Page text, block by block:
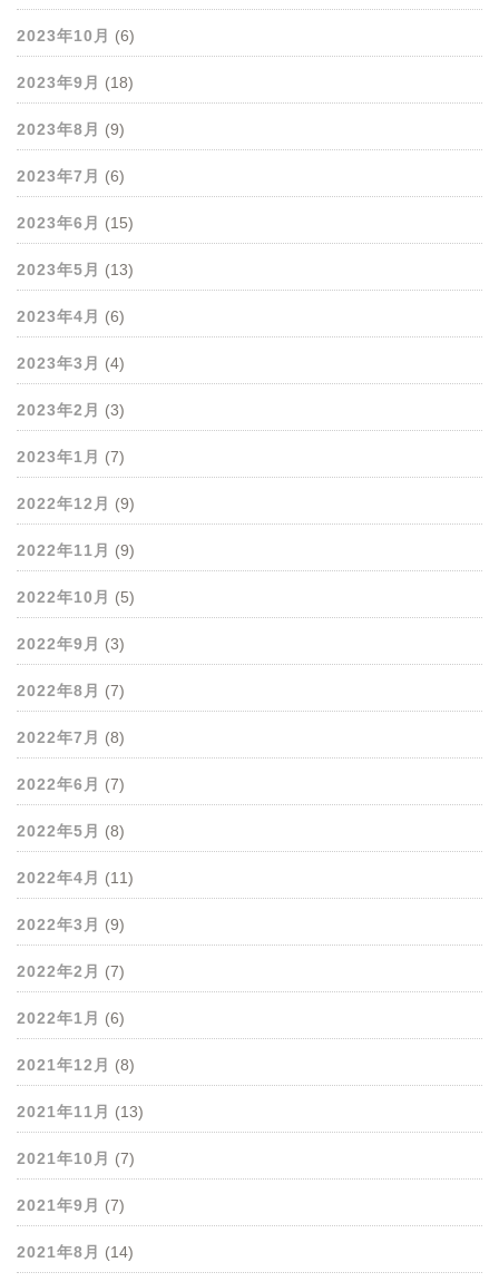
2023年10月 (6)
2023年9月 (18)
2023年8月 (9)
2023年7月 (6)
2023年6月 (15)
2023年5月 (13)
2023年4月 (6)
2023年3月 (4)
2023年2月 (3)
2023年1月 (7)
2022年12月 (9)
2022年11月 (9)
2022年10月 (5)
2022年9月 (3)
2022年8月 (7)
2022年7月 (8)
2022年6月 (7)
2022年5月 (8)
2022年4月 (11)
2022年3月 (9)
2022年2月 (7)
2022年1月 (6)
2021年12月 (8)
2021年11月 (13)
2021年10月 (7)
2021年9月 (7)
2021年8月 (14)